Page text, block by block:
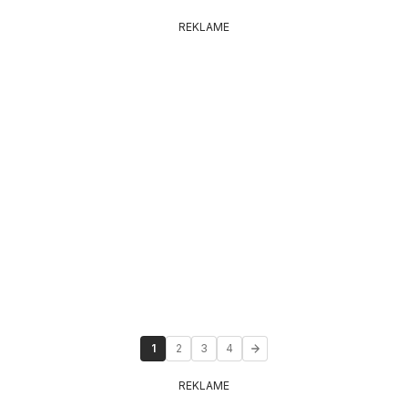
REKLAME
1 2 3 4
REKLAME